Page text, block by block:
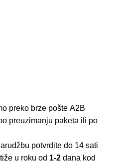
preko brze pošte A2B
preuzimanju paketa ili po
potvrdite do 14 sati
u roku od 1-2 dana kod